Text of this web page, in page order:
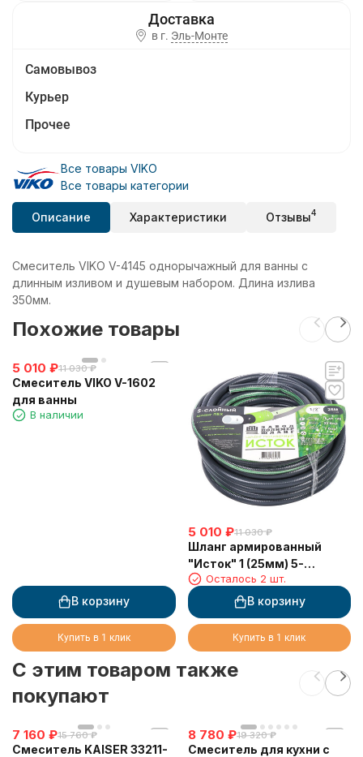
в г. Эль-Монте
Самовывоз
Курьер
Прочее
Все товары VIKO
Все товары категории
Описание Характеристики Отзывы4
Смеситель VIKO V-4145 однорычажный для ванны с
длинным изливом и душевым набором. Длина излива
350мм.
Похожие товары
5 010 ₽11 030 ₽
Смеситель VIKO V-1602
для ванны
В наличии
В корзину
Купить в 1 клик
5 010 ₽11 030 ₽
Шланг армированный
"Исток" 1 (25мм) 5-
слойный "ЭЛИТ" синий
(25м)
Осталось 2 шт.
В корзину
Купить в 1 клик
C этим товаром также
покупают
7 160 ₽15 760 ₽
Смеситель KAISER 33211-
8 780 ₽19 320 ₽
Смеситель для кухни с